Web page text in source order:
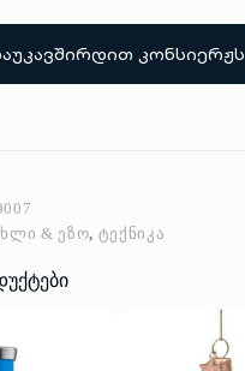
კონსიერჟს
& ᲔᲖᲝ, ᲢᲔᲥᲜᲘᲙᲐ